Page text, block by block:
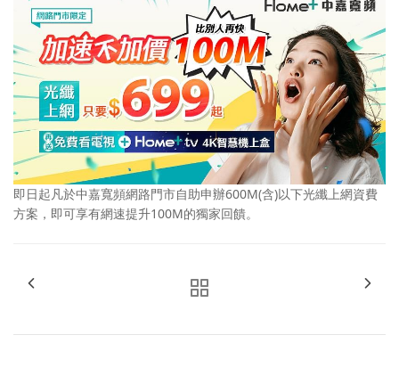
即日起凡於中嘉寬頻網路門市自助申辦600M(含)以下光纖上網資費
方案，即可享有網速提升100M的獨家回饋。